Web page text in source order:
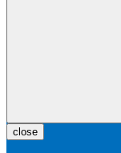
close